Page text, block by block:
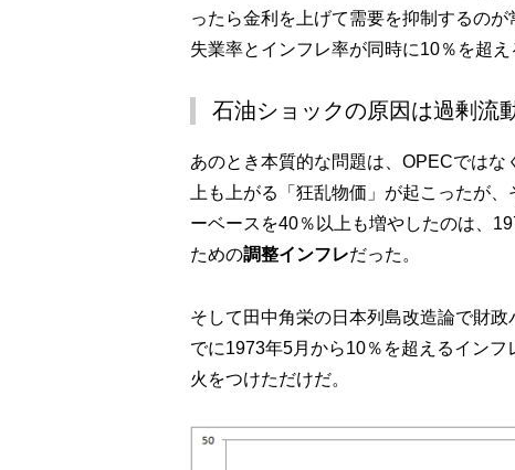
ったら金利を上げて需要を抑制するの
失業率とインフレ率が同時に10％を超え
石油ショックの原因は過剰流
あのとき本質的な問題は、OPECではな
上も上がる「狂乱物価」が起こったが
ーベースを40％以上も増やしたのは、
ための調整インフレだった。
そして田中角栄の日本列島改造論で財
でに1973年5月から10％を超えるイン
火をつけただけだ。